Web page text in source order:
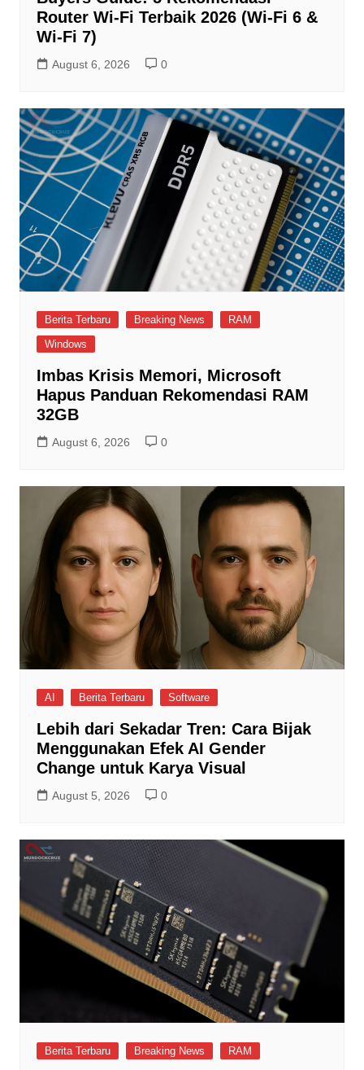
Router Wi-Fi Terbaik 2026 (Wi-Fi 6 &
Wi-Fi 7)
August 6, 2026 0
Berita Terbaru Breaking News
RAM
Windows
Imbas Krisis Memori, Microsoft
Hapus Panduan Rekomendasi RAM
32GB
August 6, 2026 0
AI Berita Terbaru Software
Lebih dari Sekadar Tren: Cara Bijak
Menggunakan Efek AI Gender
Change untuk Karya Visual
August 5, 2026 0
Berita Terbaru Breaking News RAM